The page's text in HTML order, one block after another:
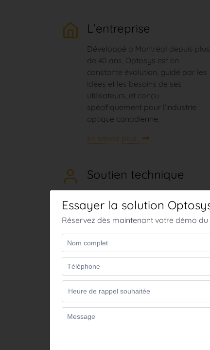
L’entreprise
Développé à Montréal depuis plus
de 40 ans, Optosys est en
constante évolution, guidé par les
idées et les besoins de ses
utilisateurs, et conçu
spécifiquement pour l’industrie
optique canadienne.
En savoir plus
Soutien technique
est à vos côtés pour répondre
rapidement à vos besoins et vous
à vos problèmes.
proactive, profitez de formations
pour faire évoluer votre équipe.
En savoir plus